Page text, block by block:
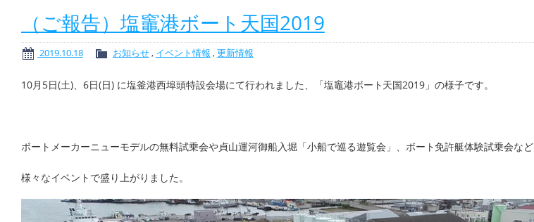
（ご報告）塩竈港ボート天国2019
2019.10.18 お知らせ, イベント情報 ,更新情報
10月5日(土)、6日(日) に塩釜港西埠頭特設会場にて行われました、「塩竈港ボート天国2019」の様子です。
ボートメーカーニューモデルの無料試乗会や貞山運河御船入堀「小船で巡る遊覧会」、ボート免許艇体験試乗会など
様々なイベントで盛り上がりました。